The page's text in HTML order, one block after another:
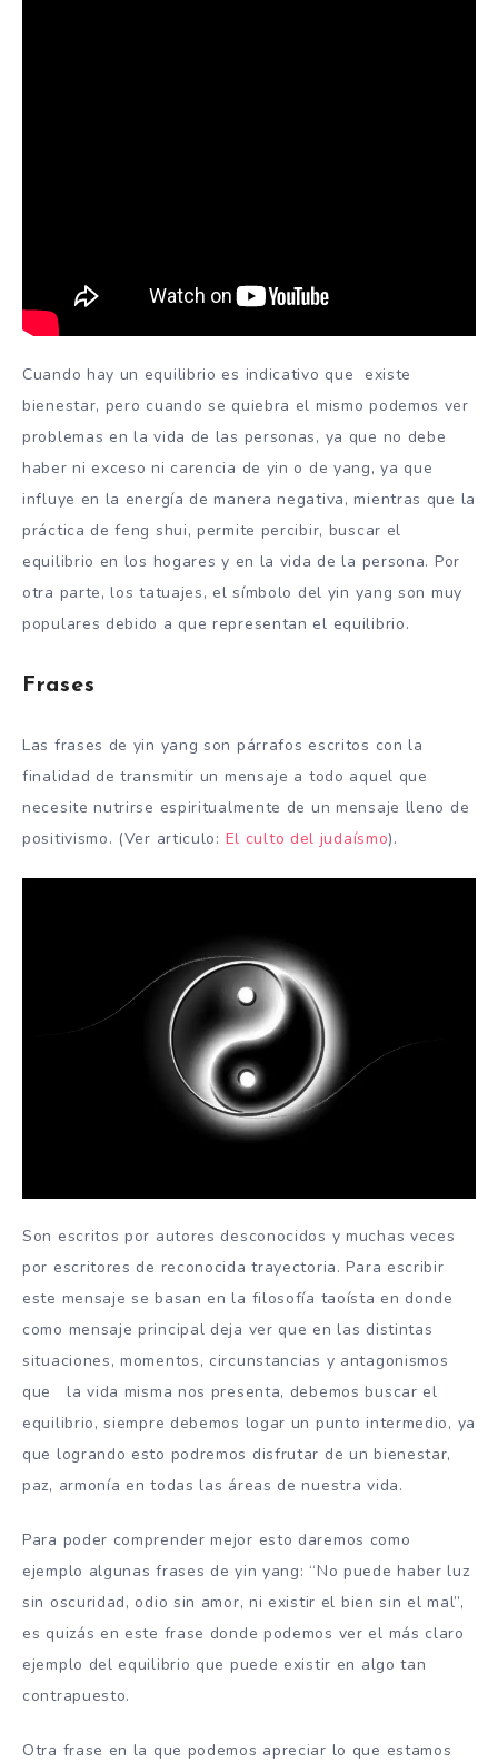
Cuando hay un equilibrio es indicativo que existe
bienestar, pero cuando se quiebra el mismo podemos ver
problemas en la vida de las personas, ya que no debe
haber ni exceso ni carencia de yin o de yang, ya que
influye en la energía de manera negativa, mientras que la
práctica de feng shui, permite percibir, buscar el
equilibrio en los hogares y en la vida de la persona. Por
otra parte, los tatuajes, el símbolo del yin yang son muy
populares debido a que representan el equilibrio.
Frases
Las frases de yin yang son párrafos escritos con la
finalidad de transmitir un mensaje a todo aquel que
necesite nutrirse espiritualmente de un mensaje lleno de
positivismo. (Ver articulo: El culto del judaísmo).
Son escritos por autores desconocidos y muchas veces
por escritores de reconocida trayectoria. Para escribir
este mensaje se basan en la filosofía taoísta en donde
como mensaje principal deja ver que en las distintas
situaciones, momentos, circunstancias y antagonismos
que la vida misma nos presenta, debemos buscar el
equilibrio, siempre debemos logar un punto intermedio, ya
que logrando esto podremos disfrutar de un bienestar,
paz, armonía en todas las áreas de nuestra vida.
Para poder comprender mejor esto daremos como
ejemplo algunas frases de yin yang: “No puede haber luz
sin oscuridad, odio sin amor, ni existir el bien sin el mal”,
es quizás en este frase donde podemos ver el más claro
ejemplo del equilibrio que puede existir en algo tan
contrapuesto.
Otra frase en la que podemos apreciar lo que estamos